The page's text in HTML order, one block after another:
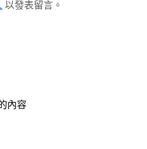
以發表留言。
內容